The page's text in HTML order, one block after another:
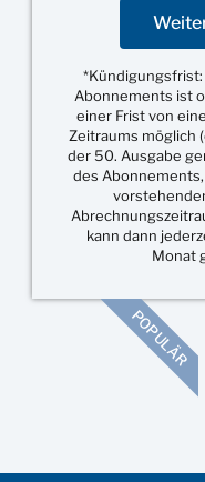
*Kündigungsfrist:
Abonnements ist
einer Frist von
Zeitraums möglich
der 50. Ausgabe
des
kann dann
Monat
POPULÄR